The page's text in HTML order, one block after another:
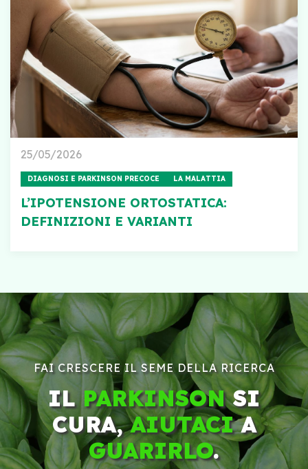
25/05/2026
DIAGNOSI E PARKINSON PRECOCE LA MALATTIA
L’IPOTENSIONE ORTOSTATICA:
DEFINIZIONI E VARIANTI
FAI CRESCERE IL SEME DELLA RICERCA
ILPARKINSONSI
CURA,AIUTACIA
GUARIRLO.